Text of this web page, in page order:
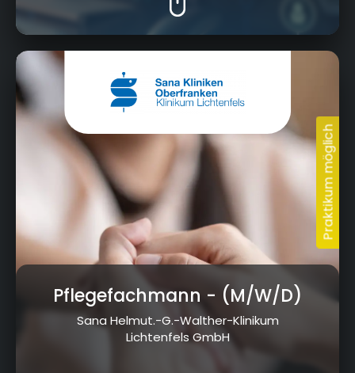
Prof.-Arneth-Straße 2b, 96215 Lichtenfels
Pflegefachmann - (M/W/D)
Sana Helmut.-G.-Walther-Klinikum
Lichtenfels GmbH